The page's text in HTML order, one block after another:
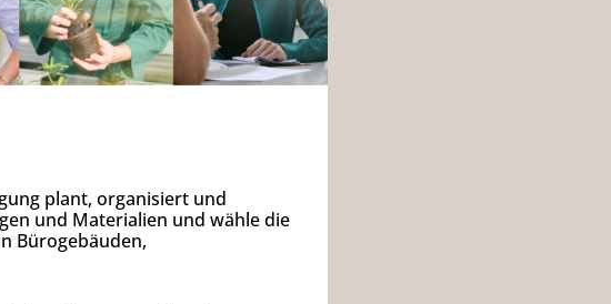
plant, organisiert und
und Materialien und wähle die
Bürogebäuden,